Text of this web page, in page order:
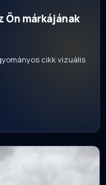
márkájának
cikk vizuális